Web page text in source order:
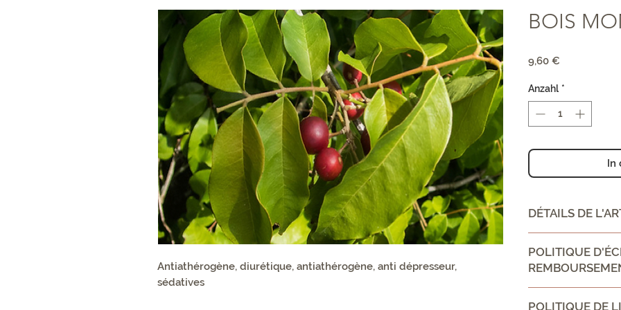
Antiathérogène, diurétique, antiathérogène, anti dépresseur,
sédatives
BOIS
9,60 €
Anzahl *
In
DÉTAILS DE
Appliquer
les hématomes et
Ingrédient:
Flavonoïdes,
POLITIQUE
POLITIQUE DE